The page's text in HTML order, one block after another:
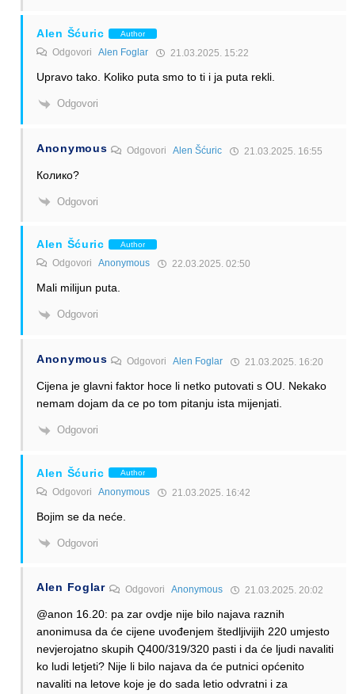
Alen Šćuric Author
Odgovori Alen Foglar 21.03.2025. 15:22
Upravo tako. Koliko puta smo to ti i ja puta rekli.
Odgovori
Anonymous OdgovoriAlen Šćuric 21.03.2025. 16:55
Колико?
Odgovori
Alen Šćuric Author
Odgovori Anonymous 22.03.2025. 02:50
Mali milijun puta.
Odgovori
Anonymous OdgovoriAlen Foglar 21.03.2025. 16:20
Cijena je glavni faktor hoce li netko putovati s OU. Nekako
nemam dojam da ce po tom pitanju ista mijenjati.
Odgovori
Alen Šćuric Author
Odgovori Anonymous 21.03.2025. 16:42
Bojim se da neće.
Odgovori
Alen Foglar Odgovori Anonymous 21.03.2025. 20:02
@anon 16.20: pa zar ovdje nije bilo najava raznih
anonimusa da će cijene uvođenjem štedljivijih 220 umjesto
nevjerojatno skupih Q400/319/320 pasti i da će ljudi navaliti
ko ludi letjeti? Nije li bilo najava da će putnici općenito
navaliti na letove koje je do sada letio odvratni i za